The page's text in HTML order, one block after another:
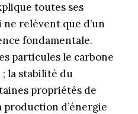
toutes ses
ne relèvent que d’un
fondamentale.
particules le carbone
la stabilité du
propriétés de
d’énergie